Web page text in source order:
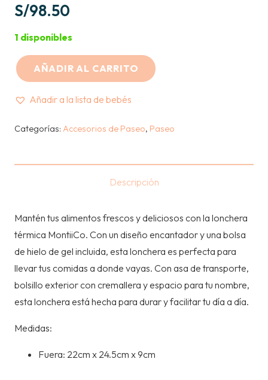
S/98.50
1 disponibles
MONTIICO
MEDIUM
AÑADIR AL CARRITO
Añadir a la lista de bebés
Categorías: Accesorios de Paseo, Paseo
Descripción
Mantén tus alimentos frescos y deliciosos con la lonchera
térmica MontiiCo. Con un diseño encantador y una bolsa
de hielo de gel incluida, esta lonchera es perfecta para
llevar tus comidas a donde vayas. Con asa de transporte,
bolsillo exterior con cremallera y espacio para tu nombre,
esta lonchera está hecha para durar y facilitar tu día a día.
Medidas:
Fuera: 22cm x 24.5cm x 9cm